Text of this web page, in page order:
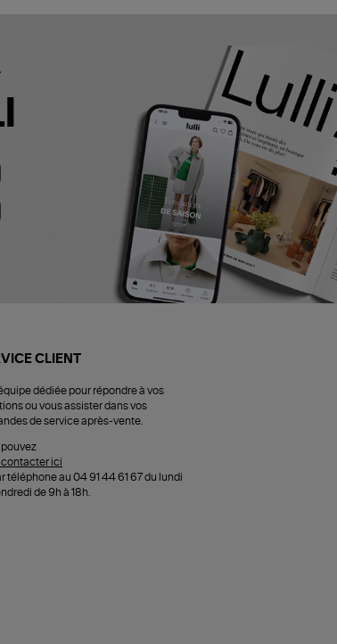
CLIENT
dédiée pour répondre à vos
ou vous assister dans vos
de service après-vente.
pouvez
contacter ici
téléphone au 04 91 44 61 67 du lundi
de 9h à 18h.